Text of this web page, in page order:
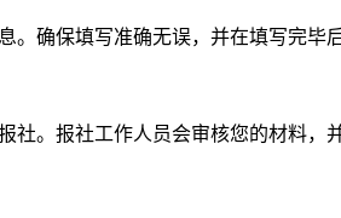
确保填写准确无误，并在填写完毕后
社。报社工作人员会审核您的材料，